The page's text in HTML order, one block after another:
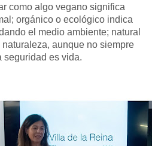
como algo vegano significa
orgánico o ecológico indica
el medio ambiente; natural
aunque no siempre
seguridad es vida.